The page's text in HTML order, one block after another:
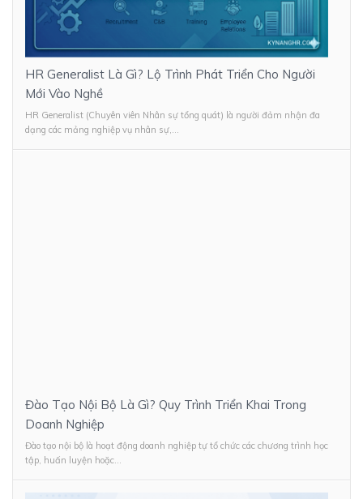
HR Generalist Là Gì? Lộ Trình Phát Triển Cho Người
Mới Vào Nghề
HR Generalist (Chuyên viên Nhân sự tổng quát) là người đảm nhận đa
dạng các mảng nghiệp vụ nhân sự,...
Đào Tạo Nội Bộ Là Gì? Quy Trình Triển Khai Trong
Doanh Nghiệp
Đào tạo nội bộ là hoạt động doanh nghiệp tự tổ chức các chương trình học
tập, huấn luyện hoặc...